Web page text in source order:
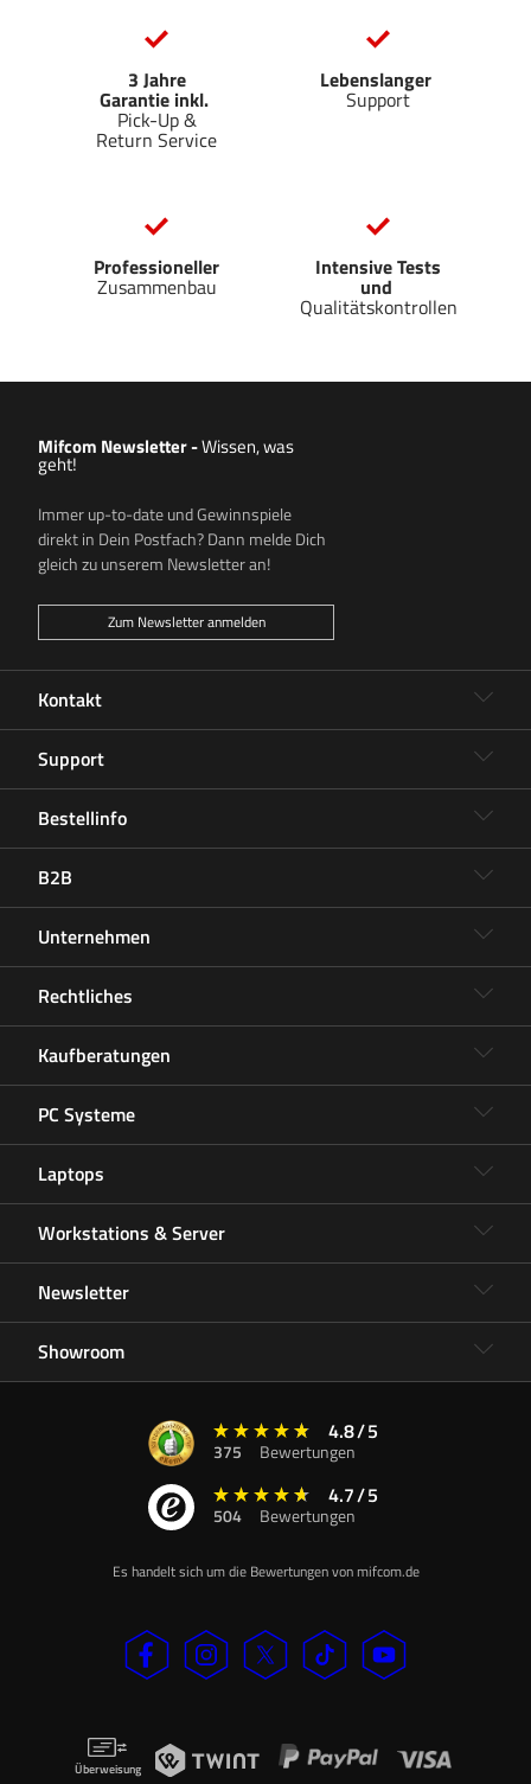
3 Jahre
Garantie inkl.
Pick-Up &
Return Service
Lebenslanger
Support
Professioneller
Zusammenbau
Intensive Tests
und
Qualitätskontrollen
Kontakt
Support
Bestellinfo
B2B
Unternehmen
Rechtliches
Kaufberatungen
PC Systeme
Laptops
Workstations & Server
Newsletter
Showroom
Mifcom Newsletter-Wissen, was
geht!
Immer up-to-date und Gewinnspiele
direkt in Dein Postfach? Dann melde Dich
gleich zu unserem Newsletter an!
Zum Newsletter anmelden
4.8/5
375 Bewertungen
4.7/5
504 Bewertungen
Es handelt sich um die Bewertungen von mifcom.de
Überweisung